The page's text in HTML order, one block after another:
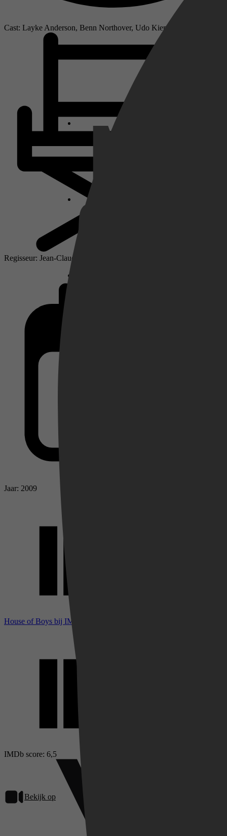
Cast: Layke Anderson, Benn Northover, Udo Kier
Regisseur: Jean-Claude Schlim
Jaar: 2009
House of Boys bij IMDb
IMDb score: 6,5
Bekijk op